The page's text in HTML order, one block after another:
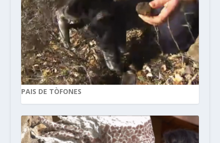
PAIS DE TÒFONES